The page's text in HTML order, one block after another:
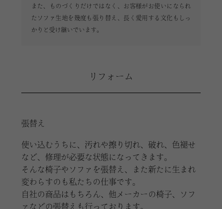
また、ものづくりだけではなく、お客様がお使いになられ
たソファ生地を幾度も張り替え、長く愛用する文化もしっ
かりと受け継いでいます。
リフォーム
張替え
使い込むうちに、汚れや擦り切れ、破れ、色褪せ
など、修理が必要な状態になってきます。
そんな椅子やソファを張替え、また新たに生まれ
変わらすのも私たちの仕事です。
自社の商品はもちろん、他メーカーの椅子、ソフ
ァなどの張替えも行っております。